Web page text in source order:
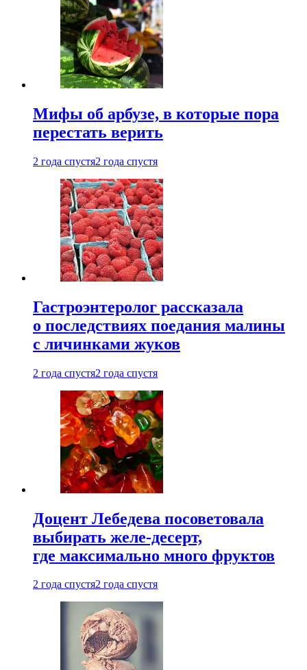
Мифы об арбузе, в которые пора
перестать верить
2 года спустя2 года спустя
Гастроэнтеролог рассказала
о последствиях поедания малины
с личинками жуков
2 года спустя2 года спустя
Доцент Лебедева посоветовала
выбирать желе-десерт,
где максимально много фруктов
2 года спустя2 года спустя